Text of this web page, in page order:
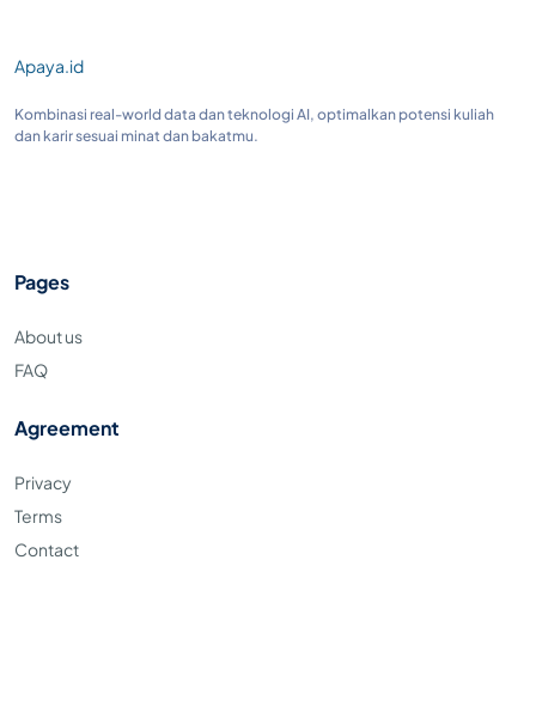
Apaya.id
Kombinasi real-world data dan teknologi AI, optimalkan potensi kuliah
dan karir sesuai minat dan bakatmu.
Pages
About us
FAQ
Agreement
Privacy
Terms
Contact